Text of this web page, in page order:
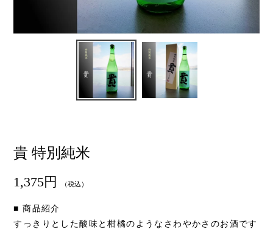
貴 特別純米
通
常
価
格
1,375円 （税込）
■ 商品紹介
すっきりとした酸味と柑橘のようなさわやかさのお酒です